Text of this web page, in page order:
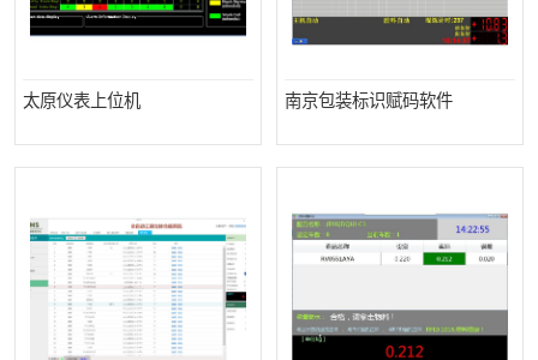
太原仪表上位机 南京包装标识赋码软件